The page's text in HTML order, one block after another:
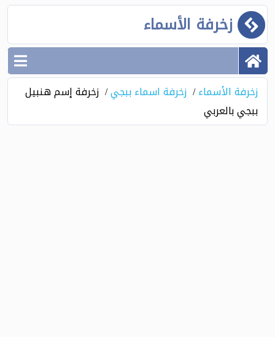
زخرفة الأسماء
زخرفة الأسماء زخرفة اسماء ببجي
زخرفة إسم هنبيل
ببجي بالعربي